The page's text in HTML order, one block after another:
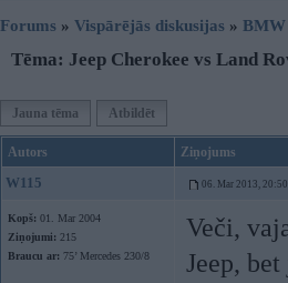
Forums » Vispārējās diskusijas »
Tēma: Jeep Cherokee vs Land
Jauna tēma Atbildēt
Autors Ziņojums
W115 06. Mar 2013, 20:50
Kopš: 01. Mar 2004
Ziņojumi: 215
Braucu ar: 75’ Mercedes 230/8
Veči,
Jeep,